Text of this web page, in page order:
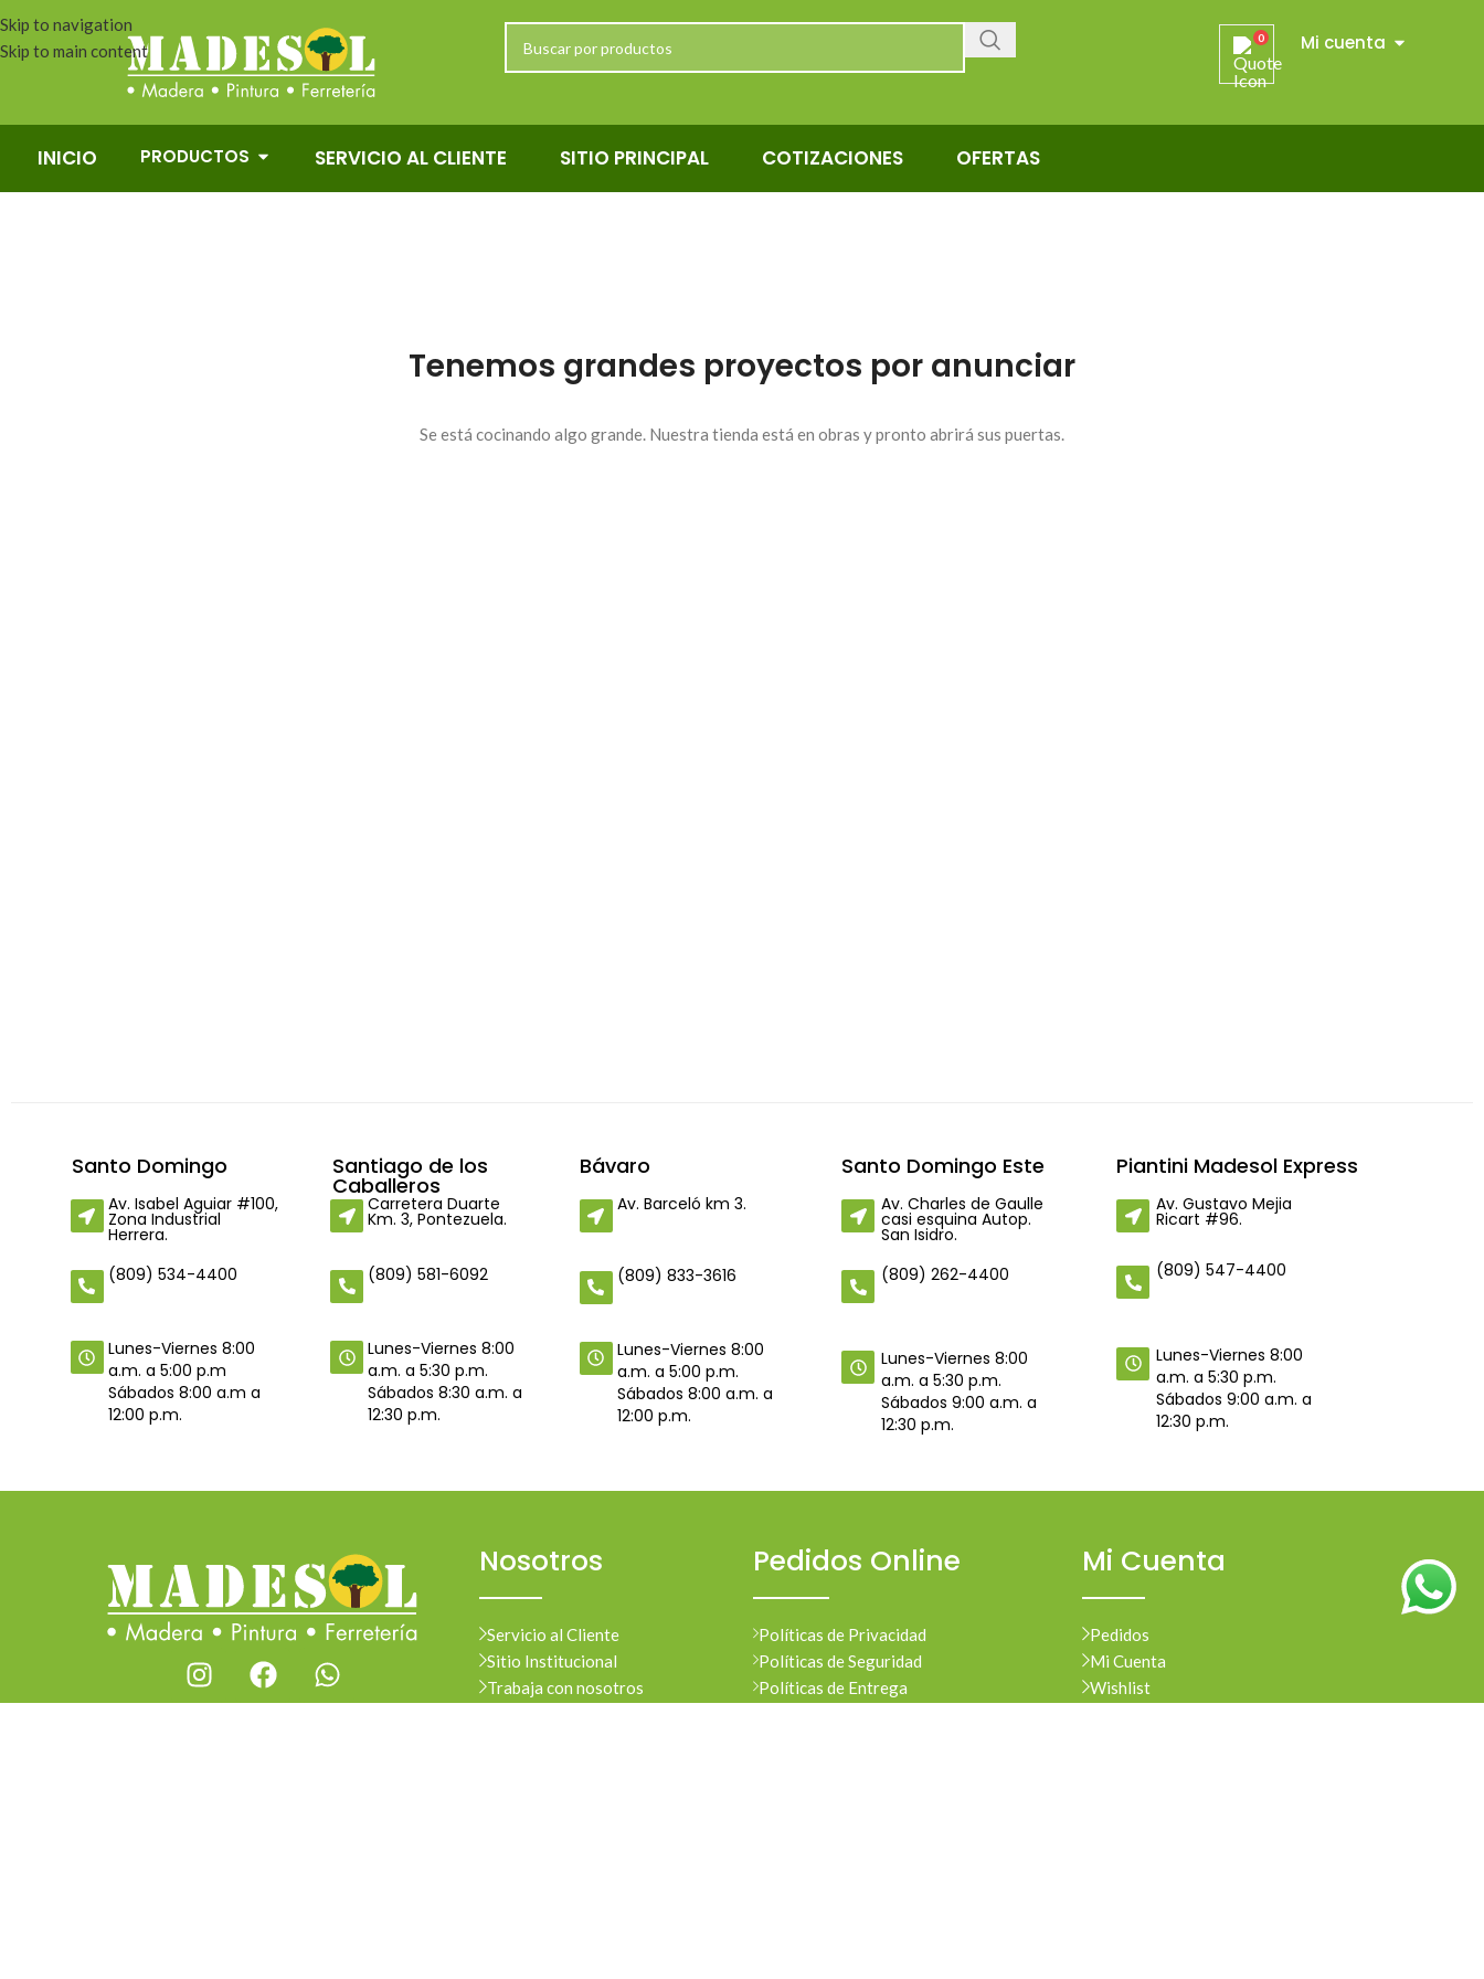
Skip to navigation
Skip to main content
Mi cuenta
0
INICIO PRODUCTOS SERVICIO AL CLIENTE SITIO PRINCIPAL COTIZACIONES OFERTAS
Tenemos grandes proyectos por anunciar
Se está cocinando algo grande. Nuestra tienda está en obras y pronto abrirá sus puertas.
Santo Domingo
Av. Isabel Aguiar #100,
Zona Industrial
Herrera.
(809) 534-4400
Lunes-Viernes 8:00
a.m. a 5:00 p.m
Sábados 8:00 a.m a
12:00 p.m.
Santiago de los
Caballeros
Carretera Duarte
Km. 3, Pontezuela.
(809) 581-6092
Lunes-Viernes 8:00
a.m. a 5:30 p.m.
Sábados 8:30 a.m. a
12:30 p.m.
Bávaro
Av. Barceló km 3.
(809) 833-3616
Lunes-Viernes 8:00
a.m. a 5:00 p.m.
Sábados 8:00 a.m. a
12:00 p.m.
Santo Domingo Este
Av. Charles de Gaulle
casi esquina Autop.
San Isidro.
(809) 262-4400
Lunes-Viernes 8:00
a.m. a 5:30 p.m.
Sábados 9:00 a.m. a
12:30 p.m.
Piantini Madesol Express
Av. Gustavo Mejia
Ricart #96.
(809) 547-4400
Lunes-Viernes 8:00
a.m. a 5:30 p.m.
Sábados 9:00 a.m. a
12:30 p.m.
Nosotros
Servicio al Cliente
Sitio Institucional
Trabaja con nosotros
Pedidos Online
Políticas de Privacidad
Políticas de Seguridad
Políticas de Entrega
Mi Cuenta
Pedidos
Mi Cuenta
Wishlist